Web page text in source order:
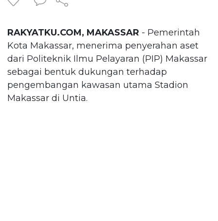
RAKYATKU.COM, MAKASSAR - Pemerintah
Kota Makassar, menerima penyerahan aset
dari Politeknik Ilmu Pelayaran (PIP) Makassar
sebagai bentuk dukungan terhadap
pengembangan kawasan utama Stadion
Makassar di Untia.